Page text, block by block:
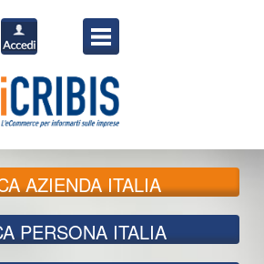
AZIENDA ITALIA
PERSONA ITALIA